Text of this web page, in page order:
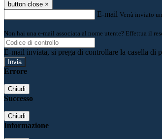
button close ×
E-mail Verrà inviato
Non hai una e-mail associata al nome utente? Effettua il
E-mail inviata, si prega di controllare la casella di
Errore
Chiudi
Successo
Chiudi
Informazione